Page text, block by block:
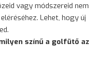
vagy módszereid nem
Lehet, hogy új
színű a golfütő az